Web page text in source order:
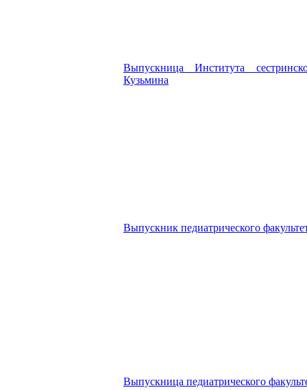
Выпускница Института
Кузьмина
Выпускник педиатрического
Выпускница педиатрического